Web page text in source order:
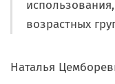
возрастных
Наталья